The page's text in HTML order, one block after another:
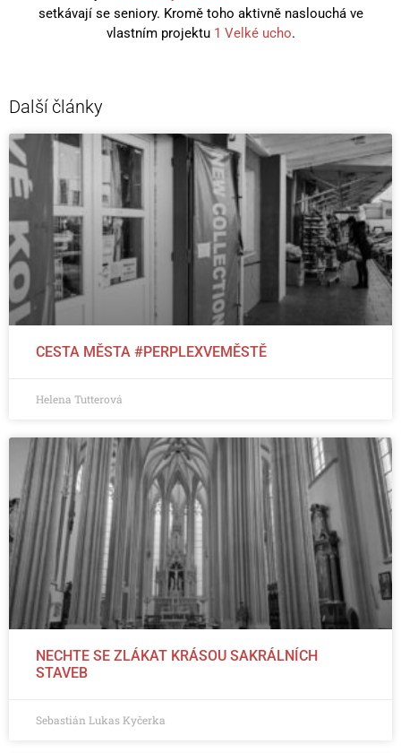
setkávají se seniory. Kromě toho aktivně naslouchá ve
vlastním projektu 1 Velké ucho.
Další články
CESTA MĚSTA #PERPLEXVEMĚSTĚ
Helena Tutterová
NECHTE SE ZLÁKAT KRÁSOU SAKRÁLNÍCH
STAVEB
Sebastián Lukas Kyčerka